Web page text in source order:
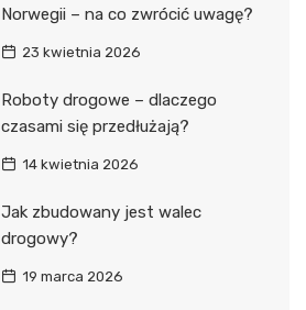
Norwegii – na co zwrócić uwagę?
23 kwietnia 2026
Roboty drogowe – dlaczego
czasami się przedłużają?
14 kwietnia 2026
Jak zbudowany jest walec
drogowy?
19 marca 2026